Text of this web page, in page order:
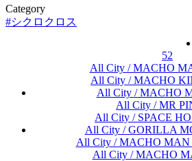
Category
#シクロクロス
52
All City / MACHO
All City / MACHO
All City / MACHO
All City / MR
All City / SPACE
All City / GORILLA
All City / MACHO MAN
All City / MACHO